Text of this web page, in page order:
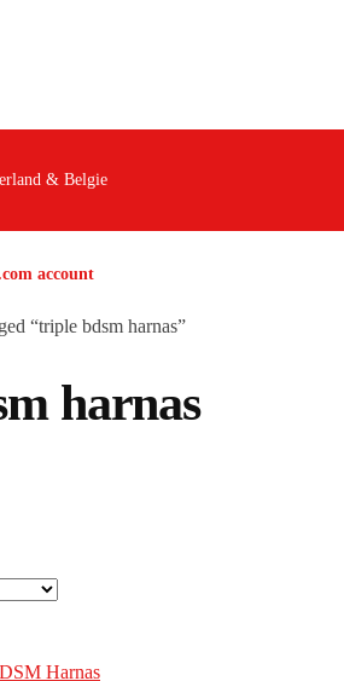
& Belgie
account
“triple bdsm harnas”
harnas